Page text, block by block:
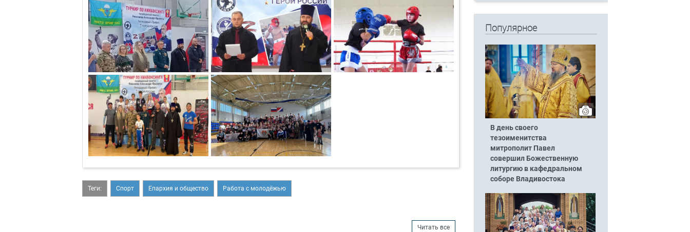
Теги: Спорт Епархия и общество Работа с молодёжью
Читать все
Популярное
В день своего
тезоименитства
митрополит Павел
совершил Божественную
литургию в кафедральном
соборе Владивостока